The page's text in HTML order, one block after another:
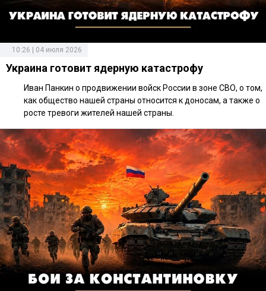
10:26 | 04 июля 2026
Украина готовит ядерную катастрофу
Иван Панкин о продвижении войск России в зоне СВО, о том,
как общество нашей страны относится к доносам, а также о
росте тревоги жителей нашей страны.